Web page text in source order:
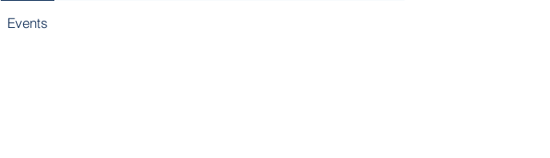
Events